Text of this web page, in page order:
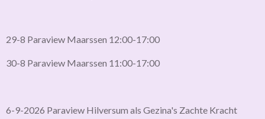
29-8 Paraview Maarssen 12:00-17:00
30-8 Paraview Maarssen 11:00-17:00
6-9-2026 Paraview Hilversum als Gezina's Zachte Kracht